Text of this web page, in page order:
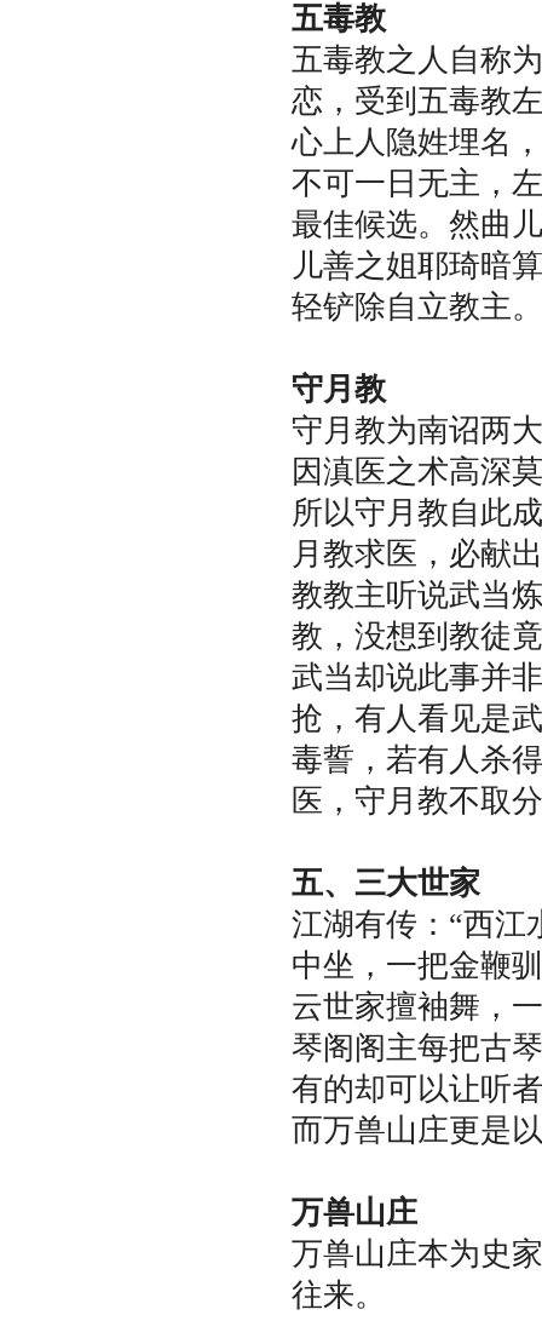
五毒教
五毒教之人自称
恋，受到五毒教
心上人隐姓埋名
不可一日无主，
最佳候选。然曲
儿善之姐耶琦暗
轻铲除自立教主。
守月教
守月教为南诏两
因滇医之术高深
所以守月教自此
月教求医，必献
教教主听说武当
教，没想到教徒
武当却说此事并
抢，有人看见是
毒誓，若有人杀
医，守月教不取
五、三大世家
江湖有传：“西江
中坐，一把金鞭
云世家擅袖舞，
琴阁阁主每把古
有的却可以让听
而万兽山庄更是
万兽山庄
万兽山庄本为史
往来。